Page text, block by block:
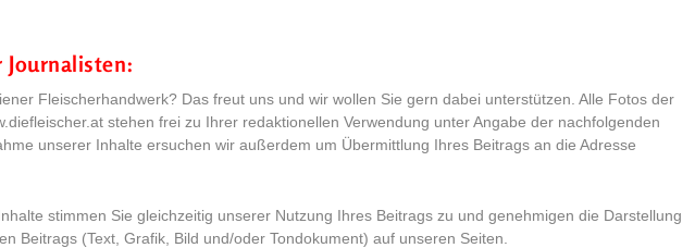
Journalisten:
Fleischerhandwerk? Das freut uns und wir wollen Sie gern dabei unterstützen. Alle Fotos der
stehen frei zu Ihrer redaktionellen Verwendung unter Angabe der nachfolgenden
unserer Inhalte ersuchen wir außerdem um Übermittlung Ihres Beitrags an die Adresse
stimmen Sie gleichzeitig unserer Nutzung Ihres Beitrags zu und genehmigen die Darstellung
Beitrags (Text, Grafik, Bild und/oder Tondokument) auf unseren Seiten.